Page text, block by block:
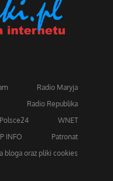
Radio Maryja
Radio Republika
WNET
INFO
Patronat
bloga oraz pliki cookies